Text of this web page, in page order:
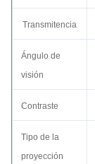
Transmitencia
Ángulo de
visión
Contraste
Tipo de la
proyección